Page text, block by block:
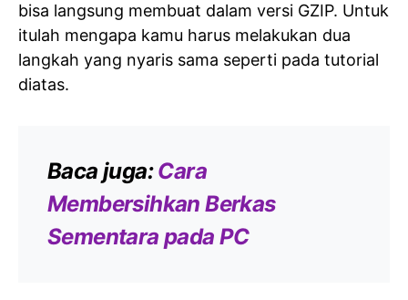
bisa langsung membuat dalam versi GZIP. Untuk
itulah mengapa kamu harus melakukan dua
langkah yang nyaris sama seperti pada tutorial
diatas.
Baca juga:Cara
Membersihkan Berkas
Sementara pada PC